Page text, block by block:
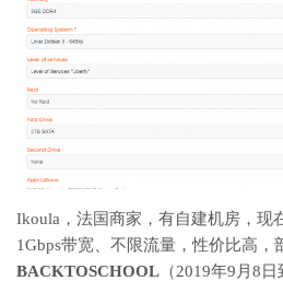
Ikoula，法国商家，有自建机房，现
1Gbps带宽、不限流量，性价比高，
BACKTOSCHOOL （2019年9月8